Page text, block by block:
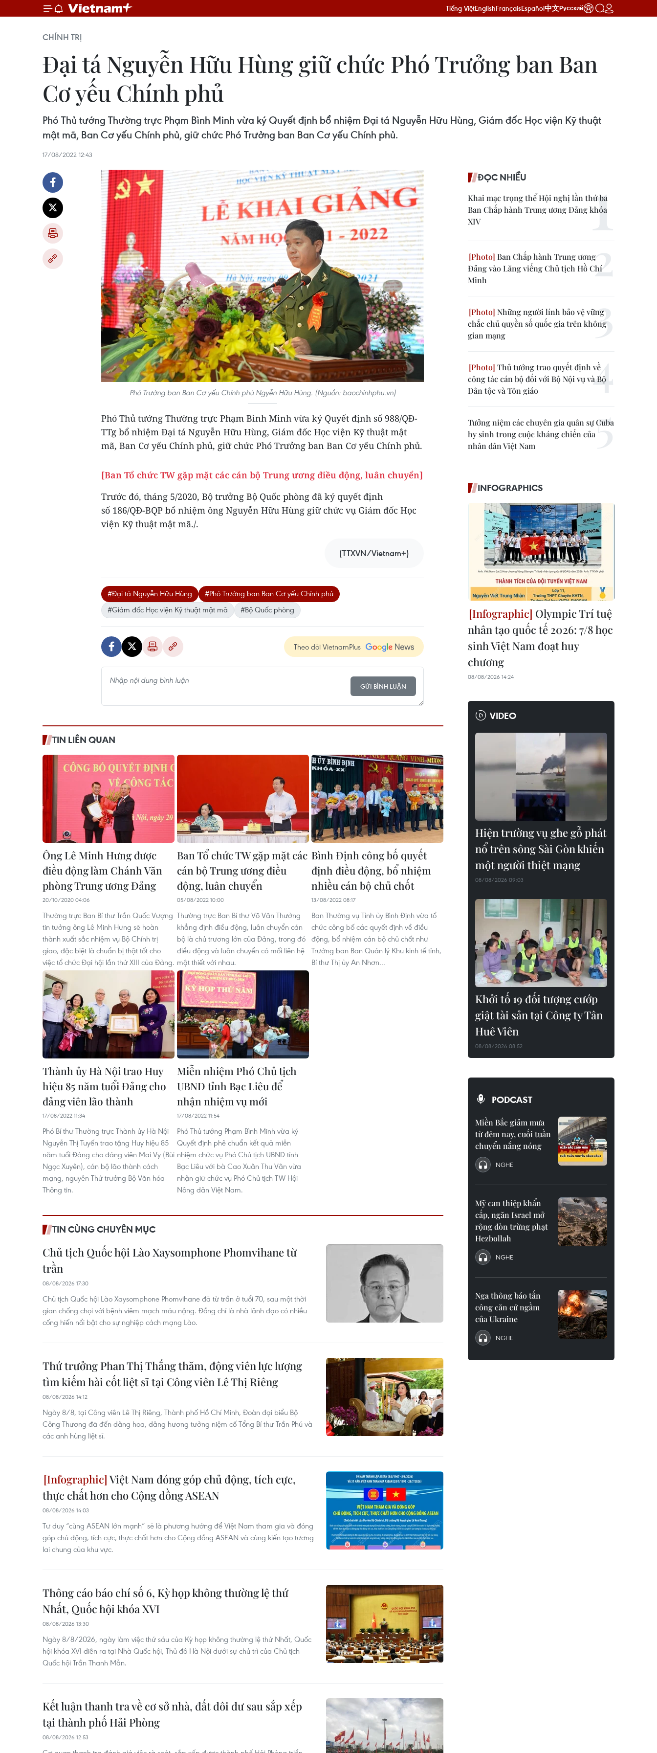
Tiếng ViệtEnglishFrançaisEspañol中文Русский
CHÍNH TRỊ
Đại tá Nguyễn Hữu Hùng giữ chức Phó Trưởng ban Ban
Cơ yếu Chính phủ
Phó Thủ tướng Thường trực Phạm Bình Minh vừa ký Quyết định bổ nhiệm Đại tá Nguyễn Hữu Hùng, Giám đốc Học viện Kỹ thuật
mật mã, Ban Cơ yếu Chính phủ, giữ chức Phó Trưởng ban Ban Cơ yếu Chính phủ.
17/08/2022 12:43
Phó Trưởng ban Ban Cơ yếu Chính phủ Ngyễn Hữu Hùng. (Nguồn: baochinhphu.vn)
Phó Thủ tướng Thường trực Phạm Bình Minh vừa ký Quyết định số 988/QĐ-
TTg bổ nhiệm Đại tá Nguyễn Hữu Hùng, Giám đốc Học viện Kỹ thuật mật
mã, Ban Cơ yếu Chính phủ, giữ chức Phó Trưởng ban Ban Cơ yếu Chính phủ.
[Ban Tổ chức TW gặp mặt các cán bộ Trung ương điều động, luân chuyển]
Trước đó, tháng 5/2020, Bộ trưởng Bộ Quốc phòng đã ký quyết định
số 186/QĐ-BQP bổ nhiệm ông Nguyễn Hữu Hùng giữ chức vụ Giám đốc Học
viện Kỹ thuật mật mã./.
(TTXVN/Vietnam+)
#Đại tá Nguyễn Hữu Hùng
#Phó Trưởng ban Ban Cơ yếu Chính phủ
#Giám đốc Học viện Kỹ thuật mật mã
#Bộ Quốc phòng
Theo dõi VietnamPlus
GỬI BÌNH LUẬN
TIN LIÊN QUAN
Ông Lê Minh Hưng được
điều động làm Chánh Văn
phòng Trung ương Đảng
20/10/2020 04:06
Thường trực Ban Bí thư Trần Quốc Vượng
tin tưởng ông Lê Minh Hưng sẽ hoàn
thành xuất sắc nhiệm vụ Bộ Chính trị
giao, đặc biệt là chuẩn bị thật tốt cho
việc tổ chức Đại hội lần thứ XIII của Đảng.
Ban Tổ chức TW gặp mặt các
cán bộ Trung ương điều
động, luân chuyển
05/08/2022 10:00
Thường trực Ban Bí thư Võ Văn Thưởng
khẳng định điều động, luân chuyển cán
bộ là chủ trương lớn của Đảng, trong đó
điều động và luân chuyển có mối liên hệ
mật thiết với nhau.
Bình Định công bố quyết
định điều động, bổ nhiệm
nhiều cán bộ chủ chốt
13/08/2022 08:17
Ban Thường vụ Tỉnh ủy Bình Định vừa tổ
chức công bố các quyết định về điều
động, bổ nhiệm cán bộ chủ chốt như
Trưởng ban Ban Quản lý Khu kinh tế tỉnh,
Bí thư Thị ủy An Nhơn...
Thành ủy Hà Nội trao Huy
hiệu 85 năm tuổi Đảng cho
đảng viên lão thành
17/08/2022 11:34
Phó Bí thư Thường trực Thành ủy Hà Nội
Nguyễn Thị Tuyến trao tặng Huy hiệu 85
năm tuổi Đảng cho đảng viên Mai Vy (Bùi
Ngọc Xuyên), cán bộ lão thành cách
mạng, nguyên Thứ trưởng Bộ Văn hóa-
Thông tin.
Miễn nhiệm Phó Chủ tịch
UBND tỉnh Bạc Liêu để
nhận nhiệm vụ mới
17/08/2022 11:54
Phó Thủ tướng Phạm Bình Minh vừa ký
Quyết định phê chuẩn kết quả miễn
nhiệm chức vụ Phó Chủ tịch UBND tỉnh
Bạc Liêu với bà Cao Xuân Thu Vân vừa
nhận giữ chức vụ Phó Chủ tịch TW Hội
Nông dân Việt Nam.
TIN CÙNG CHUYÊN MỤC
Chủ tịch Quốc hội Lào Xaysomphone Phomvihane từ
trần
08/08/2026 17:30
Chủ tịch Quốc hội Lào Xaysomphone Phomvihane đã từ trần ở tuổi 70, sau một thời
gian chống chọi với bệnh viêm mạch máu nặng. Đồng chí là nhà lãnh đạo có nhiều
cống hiến nổi bật cho sự nghiệp cách mạng Lào.
Thứ trưởng Phan Thị Thắng thăm, động viên lực lượng
tìm kiếm hài cốt liệt sĩ tại Công viên Lê Thị Riêng
08/08/2026 14:12
Ngày 8/8, tại Công viên Lê Thị Riêng, Thành phố Hồ Chí Minh, Đoàn đại biểu Bộ
Công Thương đã đến dâng hoa, dâng hương tưởng niệm cố Tổng Bí thư Trần Phú và
các anh hùng liệt sĩ.
Việt Nam đóng góp chủ động, tích cực,
thực chất hơn cho Cộng đồng ASEAN
08/08/2026 14:03
Tư duy “cùng ASEAN lớn mạnh” sẽ là phương hướng để Việt Nam tham gia và đóng
góp chủ động, tích cực, thực chất hơn cho Cộng đồng ASEAN và cùng kiến tạo tương
lai chung của khu vực.
Thông cáo báo chí số 6, Kỳ họp không thường lệ thứ
Nhất, Quốc hội khóa XVI
08/08/2026 13:30
Ngày 8/8/2026, ngày làm việc thứ sáu của Kỳ họp không thường lệ thứ Nhất, Quốc
hội khóa XVI diễn ra tại Nhà Quốc hội, Thủ đô Hà Nội dưới sự chủ trì của Chủ tịch
Quốc hội Trần Thanh Mẫn.
Kết luận thanh tra về cơ sở nhà, đất dôi dư sau sắp xếp
tại thành phố Hải Phòng
08/08/2026 12:53
ĐỌC NHIỀU
Khai mạc trọng thể Hội nghị lần thứ ba
Ban Chấp hành Trung ương Đảng khóa
XIV
Ban Chấp hành Trung ương
Đảng vào Lăng viếng Chủ tịch Hồ Chí
Minh
Những người lính bảo vệ vững
chắc chủ quyền số quốc gia trên không
gian mạng
Thủ tướng trao quyết định về
công tác cán bộ đối với Bộ Nội vụ và Bộ
Dân tộc và Tôn giáo
Tưởng niệm các chuyên gia quân sự Cuba
hy sinh trong cuộc kháng chiến của
nhân dân Việt Nam
INFOGRAPHICS
Olympic Trí tuệ
nhân tạo quốc tế 2026: 7/8 học
sinh Việt Nam đoạt huy
chương
08/08/2026 14:24
VIDEO
Hiện trường vụ ghe gỗ phát
nổ trên sông Sài Gòn khiến
một người thiệt mạng
08/08/2026 09:03
Khởi tố 19 đối tượng cướp
giật tài sản tại Công ty Tân
Huê Viên
08/08/2026 08:52
PODCAST
Miền Bắc giảm mưa
từ đêm nay, cuối tuần
chuyển nắng nóng
NGHE
Mỹ can thiệp khẩn
cấp, ngăn Israel mở
rộng đòn trừng phạt
Hezbollah
NGHE
Nga thông báo tấn
công căn cứ ngầm
của Ukraine
NGHE